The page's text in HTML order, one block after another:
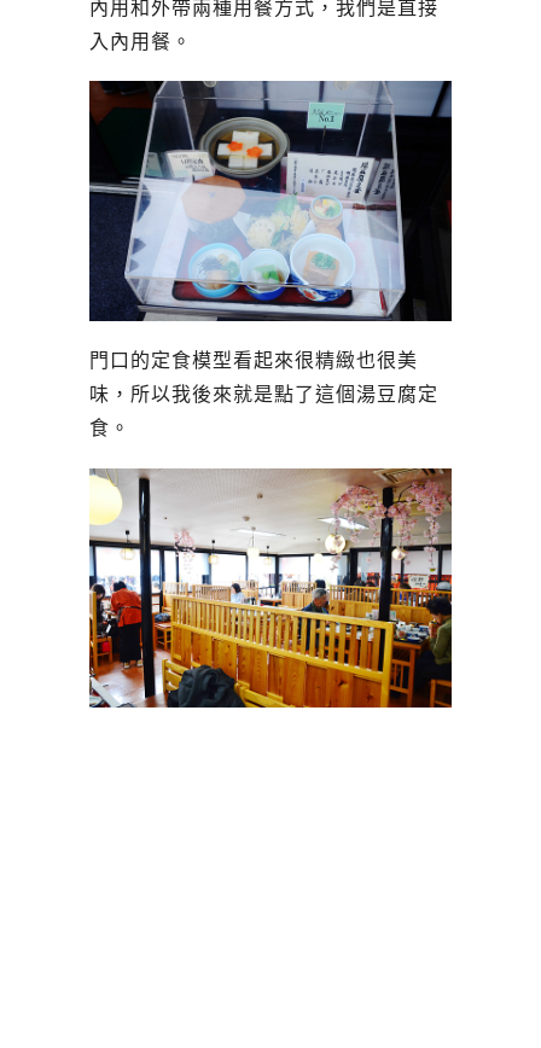
內用和外帶兩種用餐方式，我們是直接
入內用餐。
門口的定食模型看起來很精緻也很美
味，所以我後來就是點了這個湯豆腐定
食。